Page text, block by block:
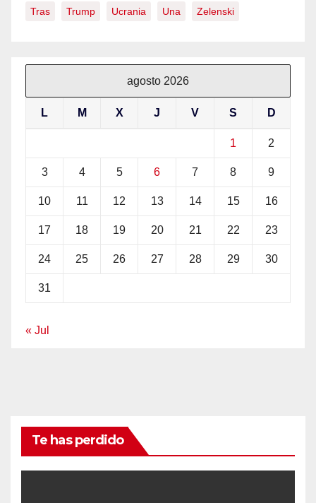
Tras Trump Ucrania Una Zelenski
agosto 2026
L M X J V S D
1 2
3 4 5 6 7 8 9
10 11 12 13 14 15 16
17 18 19 20 21 22 23
24 25 26 27 28 29 30
31
« Jul
Te has perdido